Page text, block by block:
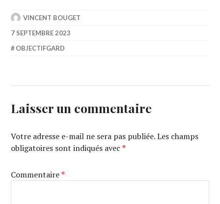
VINCENT BOUGET
7 SEPTEMBRE 2023
OBJECTIFGARD
Laisser un commentaire
Votre adresse e-mail ne sera pas publiée. Les champs
obligatoires sont indiqués avec*
Commentaire*